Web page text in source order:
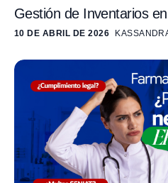
Gestión de Inventarios
10 DE ABRIL DE 2026